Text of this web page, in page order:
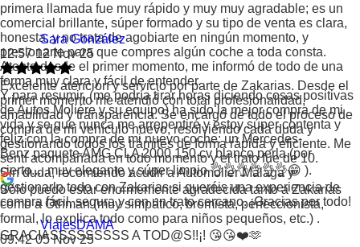
primera llamada fue muy rápido y muy muy agradable; es un
comercial brillante, súper formado y su tipo de venta es clara,
honesta, y no trata de agobiarte en ningún momento, y
presionarte para que compres algún coche a toda consta.
Atento desde el primer momento, me informó de todo de una
forma muy clara y fácil de entender.
Y para resumir, (me podría tirar horas diciendo cosas positivas
de Autos Moliére y su equipo) ha sido la mejor compra de mi
vida y se que nunca me arrepentiré y estoy súper contenta y
felíz con la compra de mi nuevo coche: un Mercedes-
Benz paquete AMG CLA 2000 150 cv blanco perla (por
cierto.....muy elegante y súper limpio 👌👌👌👌👌👌😁 ).
Sólo puedo estar enormemente agradecida tanto a Zakarias
como a Othman (muy simpático, bromista, perfeccionista,
formal, lo explica todo como para niños pequeños, etc.) .
GRACIASSSSSSSSS A TOD@S!!¡! 😘😘❤️🫶
Sara González
12:57 12 Nov 25
Excelente atención y servicio por parte de Zakarias. Desde el
primer momento me atendió con total profesionalidad,
amabilidad y transparencia. Se encargó de todo el proceso de
compra de mi vehículo nuevo, resolviendo cada duda y
gestionando todos los trámites de forma rápida y eficiente. Me
sentí acompañada en todo momento y el trato fue de 10.
Sin duda, recomiendo acudir a Automolier Málaga y
gestionarlo todo con Zakarias si queréis una experiencia de
compra fácil, segura y con un trato cercano. ¡Gracias por todo!
ViajesDAMA
09:42 05 Nov 25